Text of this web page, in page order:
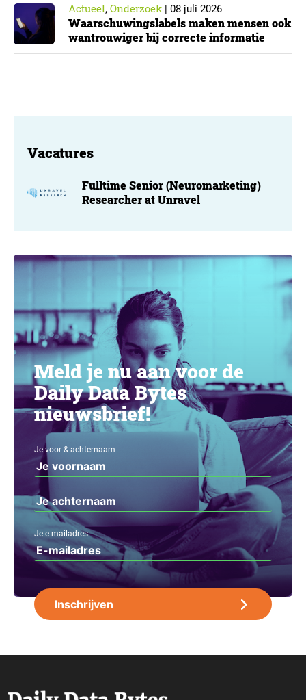
Actueel, Onderzoek| 08 juli 2026
Waarschuwingslabels maken mensen ook
wantrouwiger bij correcte informatie
Vacatures
Fulltime Senior (Neuromarketing)
Researcher at Unravel
Meld je nu aan voor de
Daily Data Bytes
nieuwsbrief!
Je voor & achternaam
Je e-mailadres